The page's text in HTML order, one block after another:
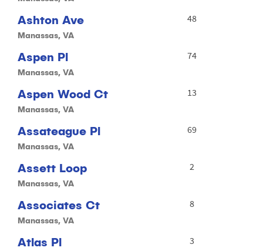
Ashton Ave
Manassas, VA
48
Aspen Pl
Manassas, VA
74
Aspen Wood Ct
Manassas, VA
13
Assateague Pl
Manassas, VA
69
Assett Loop
Manassas, VA
2
Associates Ct
Manassas, VA
8
Atlas Pl 3